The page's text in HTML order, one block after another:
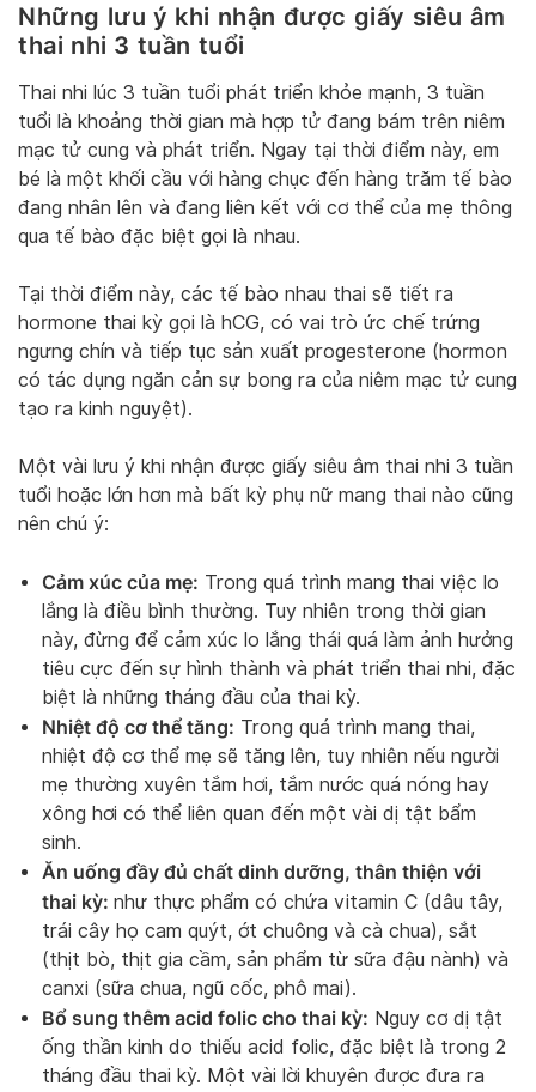
Những lưu ý khi nhận được giấy siêu âm
thai nhi 3 tuần tuổi
Thai nhi lúc 3 tuần tuổi phát triển khỏe mạnh, 3 tuần
tuổi là khoảng thời gian mà hợp tử đang bám trên niêm
mạc tử cung và phát triển. Ngay tại thời điểm này, em
bé là một khối cầu với hàng chục đến hàng trăm tế bào
đang nhân lên và đang liên kết với cơ thể của mẹ thông
qua tế bào đặc biệt gọi là nhau.
Tại thời điểm này, các tế bào nhau thai sẽ tiết ra
hormone thai kỳ gọi là hCG, có vai trò ức chế trứng
ngưng chín và tiếp tục sản xuất progesterone (hormon
có tác dụng ngăn cản sự bong ra của niêm mạc tử cung
tạo ra kinh nguyệt).
Một vài lưu ý khi nhận được giấy siêu âm thai nhi 3 tuần
tuổi hoặc lớn hơn mà bất kỳ phụ nữ mang thai nào cũng
nên chú ý:
Cảm xúc của mẹ: Trong quá trình mang thai việc lo
lắng là điều bình thường. Tuy nhiên trong thời gian
này, đừng để cảm xúc lo lắng thái quá làm ảnh hưởng
tiêu cực đến sự hình thành và phát triển thai nhi, đặc
biệt là những tháng đầu của thai kỳ.
Nhiệt độ cơ thể tăng: Trong quá trình mang thai,
nhiệt độ cơ thể mẹ sẽ tăng lên, tuy nhiên nếu người
mẹ thường xuyên tắm hơi, tắm nước quá nóng hay
xông hơi có thể liên quan đến một vài dị tật bẩm
sinh.
Ăn uống đầy đủ chất dinh dưỡng, thân thiện với
thai kỳ: như thực phẩm có chứa vitamin C (dâu tây,
trái cây họ cam quýt, ớt chuông và cà chua), sắt
(thịt bò, thịt gia cầm, sản phẩm từ sữa đậu nành) và
canxi (sữa chua, ngũ cốc, phô mai).
Bổ sung thêm acid folic cho thai kỳ: Nguy cơ dị tật
ống thần kinh do thiếu acid folic, đặc biệt là trong 2
tháng đầu thai kỳ. Một vài lời khuyên được đưa ra